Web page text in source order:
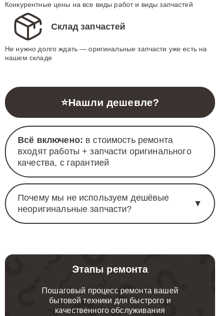
Конкурентные цены на все виды работ и виды запчастей
Склад запчастей
Не нужно долго ждать — оригинальные запчасти уже есть на
нашем складе
⭐Нашли дешевле?
Всё включено: в стоимость ремонта
входят работы + запчасти оригинального
качества, с гарантией
Почему мы не используем дешёвые
неоригинальные запчасти?
▼
Этапы ремонта
Пошаговый процесс ремонта вашей
бытовой техники для быстрого и
качественного обслуживания